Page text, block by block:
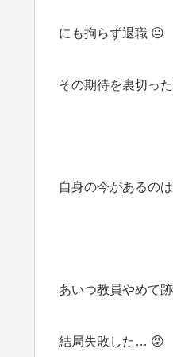
にも拘らず退職 😐
その期待を裏切っ
自身の今があるの
あいつ教員やめて
結局失敗した… 😡